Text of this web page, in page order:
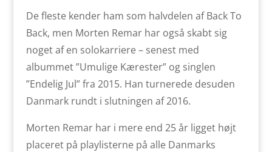
De fleste kender ham som halvdelen af Back To
Back, men Morten Remar har også skabt sig
noget af en solokarriere – senest med
albummet ”Umulige Kærester” og singlen
”Endelig Jul” fra 2015. Han turnerede desuden
Danmark rundt i slutningen af 2016.
Morten Remar har i mere end 25 år ligget højt
placeret på playlisterne på alle Danmarks